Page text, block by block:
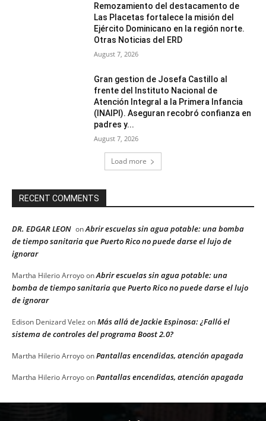
Remozamiento del destacamento de
Las Placetas fortalece la misión del
Ejército Dominicano en la región norte.
Otras Noticias del ERD
August 7, 2026
Gran gestion de Josefa Castillo al
frente del Instituto Nacional de
Atención Integral a la Primera Infancia
(INAIPI). Aseguran recobró confianza en
padres y...
August 7, 2026
Load more
RECENT COMMENTS
DR. EDGAR LEON onAbrir escuelas sin agua potable: una bomba
de tiempo sanitaria que Puerto Rico no puede darse el lujo de
ignorar
Martha Hilerio ArroyoonAbrir escuelas sin agua potable: una
bomba de tiempo sanitaria que Puerto Rico no puede darse el lujo
de ignorar
Edison Denizard Velez onMás allá de Jackie Espinosa: ¿Falló el
sistema de controles del programa Boost 2.0?
Martha Hilerio ArroyoonPantallas encendidas, atención apagada
Martha Hilerio ArroyoonPantallas encendidas, atención apagada